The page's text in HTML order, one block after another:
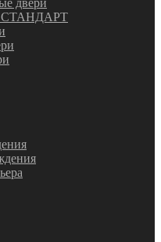
двери
СТАНДАРТ